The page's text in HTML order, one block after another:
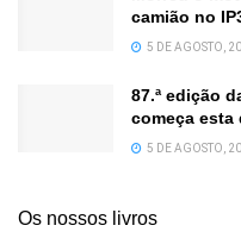
camião no
5 DE AGOSTO,
87.ª edição
começa esta
5 DE AGOSTO,
Os nossos livros